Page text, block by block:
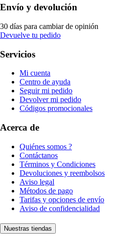
Envío y devolución
30 días para cambiar de opinión
Devuelve tu pedido
Servicios
Mi cuenta
Centro de ayuda
Seguir mi pedido
Devolver mi pedido
Códigos promocionales
Acerca de
Quiénes somos ?
Contáctanos
Términos y Condiciones
Devoluciones y reembolsos
Aviso legal
Métodos de pago
Tarifas y opciones de envío
Aviso de confidencialidad
Nuestras tiendas